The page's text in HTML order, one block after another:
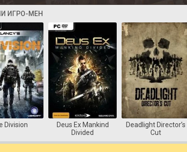
ИГРО-МЕН
Division
Deus Ex Mankind
Divided
Deadlight Director’s
Cut